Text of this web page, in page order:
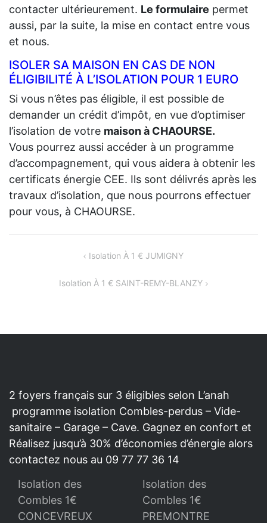
contacter ultérieurement. Le formulaire permet
aussi, par la suite, la mise en contact entre vous
et nous.
ISOLER SA MAISON EN CAS DE NON
ÉLIGIBILITÉ À L’ISOLATION POUR 1 EURO
Si vous n’êtes pas éligible, il est possible de
demander un crédit d’impôt, en vue d’optimiser
l’isolation de votre maison à CHAOURSE.
Vous pourrez aussi accéder à un programme
d’accompagnement, qui vous aidera à obtenir les
certificats énergie CEE. Ils sont délivrés après les
travaux d’isolation, que nous pourrons effectuer
pour vous, à CHAOURSE.
L’ARTICLE
Isolation À 1 € JUMIGNY
Isolation À 1 € SAINT-REMY-BLANZY
2 foyers français sur 3 éligibles selon L’anah
programme isolation Combles-perdus – Vide-
sanitaire – Garage – Cave. Gagnez en confort et
Réalisez jusqu’à 30% d’économies d’énergie alors
contactez nous au 09 77 77 36 14
Isolation des
Combles 1€
CONCEVREUX
Isolation des
Combles 1€
PREMONTRE